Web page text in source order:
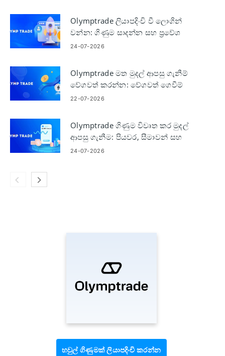
Olymptrade ලියාපදිංචි වී ලොගින්
වන්න: ගිණුම සාදන්න සහ ප්‍රවේශ
වන්න
24-07-2026
Olymptrade මත මුදල් ආපසු ගැනීම්
වේගවත් කරන්න: වේගවත් ගෙවීම්
සඳහා පියවර
22-07-2026
Olymptrade ගිණුම විවෘත කර මුදල්
ආපසු ගැනීම: පියවර, සීමාවන් සහ
වේලාව
24-07-2026
හවුල් ගිණුමක් ලියාපදිංචි කරන්න